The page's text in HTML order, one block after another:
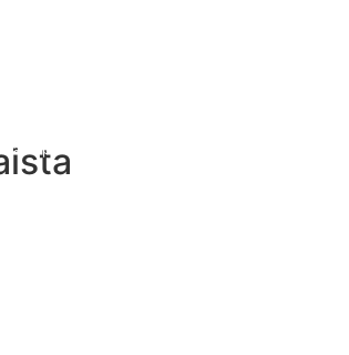
puhtaan urheilun päivää